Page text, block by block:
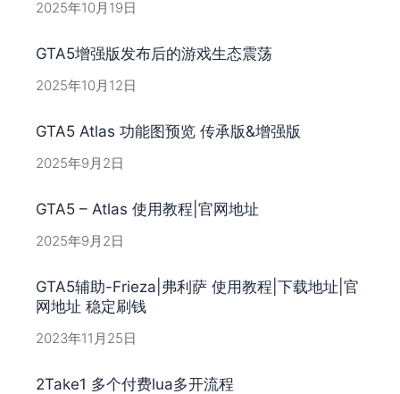
2025年10月19日
GTA5增强版发布后的游戏生态震荡
2025年10月12日
GTA5 Atlas 功能图预览 传承版&增强版
2025年9月2日
GTA5 – Atlas 使用教程|官网地址
2025年9月2日
GTA5辅助-Frieza|弗利萨 使用教程|下载地址|官
网地址 稳定刷钱
2023年11月25日
2Take1 多个付费lua多开流程